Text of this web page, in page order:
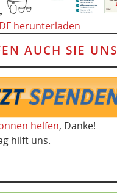
herunterladen
AUCH SIE UNS
helfen, Danke!
hilft uns.